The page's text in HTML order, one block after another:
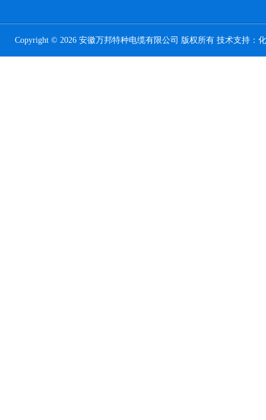
Copyright © 2026 安徽万邦特种电缆有限公司 版权所有 技术支持：